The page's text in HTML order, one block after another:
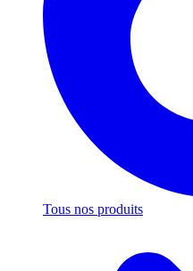
Tous nos produits